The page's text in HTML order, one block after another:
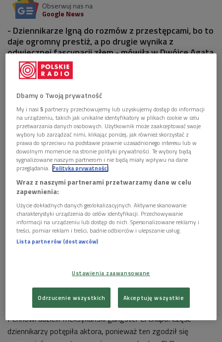
Obserwuj nas na
Google News
- Dziennikarze lgną do rozmów z przestępcami, bo to
daje ogromny prestiż, a po drugie wynika z
odwiecznej fascynacji złem - mówiła w Dwójce Agata
Kasprolewicz.
 59'50 
Jak rozmawiać z diabłem (Na dachu świata/Dwójka)
Dziennikarze, którzy decydują się na rozmowę z przestępcami, czasami płacą
za to życiem (zdjęcie ilustracyjne)
Punktem wyjścia audycji był wywiad, jakiego Seanowi
Pennowi udzielił meksykański gangster El Chapo. Część
dziennikarzy potępiła aktora, ponieważ ten zgodził się
Dbamy o Twoją prywatność
My i nasi5 partnerzy przechowujemy lub uzyskujemy dostęp do informacji
na urządzeniu, takich jak unikalne identyfikatory w plikach cookie w celu
przetwarzania danych osobowych. Użytkownik może zaakceptować swoje
wybory lub zarządzać nimi, klikając poniżej, jak również skorzystać z
prawa do sprzeciwu na podstawie prawnie uzasadnionego interesu lub w
dowolnym momencie na stronie polityki prywatności. Te wybory będą
sygnalizowane naszym partnerom i nie będą miały wpływu na dane
przeglądania. Polityka prywatności
Wraz z naszymi partnerami przetwarzamy dane w celu
zapewnienia:
Użycie dokładnych danych geolokalizacyjnych. Aktywne skanowanie
charakterystyki urządzenia do celów identyfikacji. Przechowywanie
informacji na urządzeniu lub dostęp do nich. Spersonalizowane reklamy i
treści, pomiar reklam i treści, badnie odbiorców i ulepszanie usług.
Lista partnerów (dostawców)
Ustawienia zaawansowane
Odrzucenie wszystkich Akceptuję wszystkie